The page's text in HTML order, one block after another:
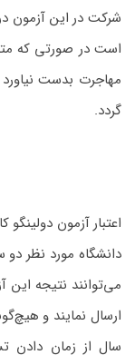
شرکت در این آزمون
است در صورتی که
مهاجرت بدست نیاورد
گردد.
اعتبار آزمون
دانشگاه مورد نظر
می‌توانند نتیجه
ارسال نمایند و
سال از زمان دادن